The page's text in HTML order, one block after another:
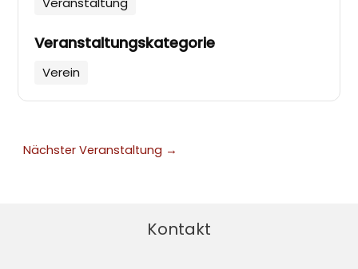
Veranstaltungskategorie
Verein
Nächster Veranstaltung →
Kontakt